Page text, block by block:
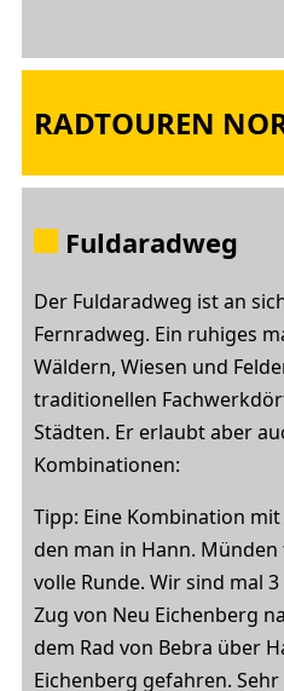
RADTOUREN
Fuldaradweg
Der Fuldaradweg ist an
Fernradweg. Ein ruhiges
Wäldern, Wiesen und
traditionellen
Städten. Er erlaubt aber
Kombinationen:
Tipp: Eine Kombination
den man in Hann.
volle Runde. Wir sind mal
Zug von Neu Eichenberg
dem Rad von Bebra über
Eichenberg gefahren.